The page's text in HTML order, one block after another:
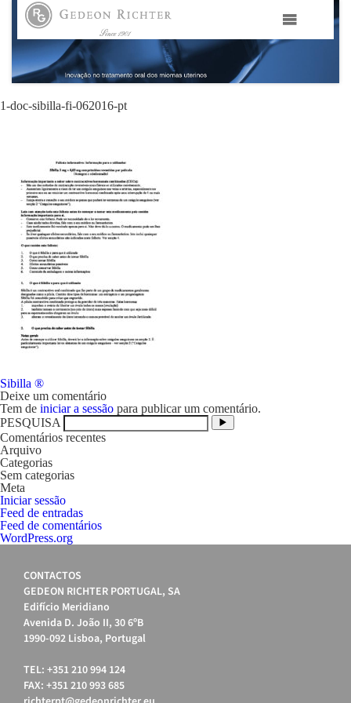
HOME
GEDEON RICHTER PORTUGAL
ÁREAS TERAPÊUTICAS
MEDIA
CONTACTOS
FAMA
1-doc-sibilla-fi-062016-pt
Navegação
de
artigos
Sibilla ®
Deixe um comentário
Tem de iniciar a sessão para publicar um comentário.
PESQUISA
Comentários recentes
Arquivo
Categorias
Sem categorias
Meta
Iniciar sessão
Feed de entradas
Feed de comentários
WordPress.org
CONTACTOS
GEDEON RICHTER PORTUGAL, SA
Edifício Meridiano
Avenida D. João II, 30 6ºB
1990-092 Lisboa, Portugal
TEL: +351 210 994 124
FAX: +351 210 993 685